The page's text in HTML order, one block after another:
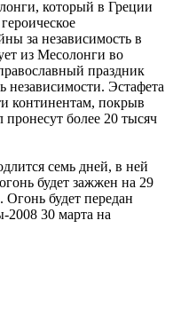
который в Греции
за независимость в
из Месолонги во
праздник
Эстафета
континентам, покрыв
более 20 тысяч
семь дней, в ней
будет зажжен на 29
Огонь будет передан
30 марта на